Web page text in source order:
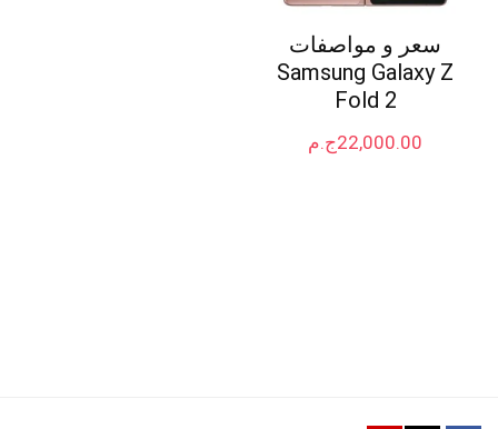
سعر و مواصفات
Samsung Galaxy Z
Fold 2
ج.م22,000.00